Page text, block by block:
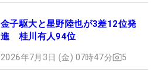
金子駆大と星野陸也が3差12位発
進 桂川有人94位
2026年7月3日 (金) 07時47分 5